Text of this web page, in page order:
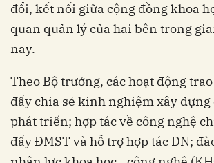
đổi, kết nối giữa cộng đồng khoa
quan quản lý của hai bên trong
nay.
Theo Bộ trưởng, các hoạt động
đẩy chia sẻ kinh nghiệm xây
phát triển; hợp tác về công nghệ
đẩy ĐMST và hỗ trợ hợp tác DN;